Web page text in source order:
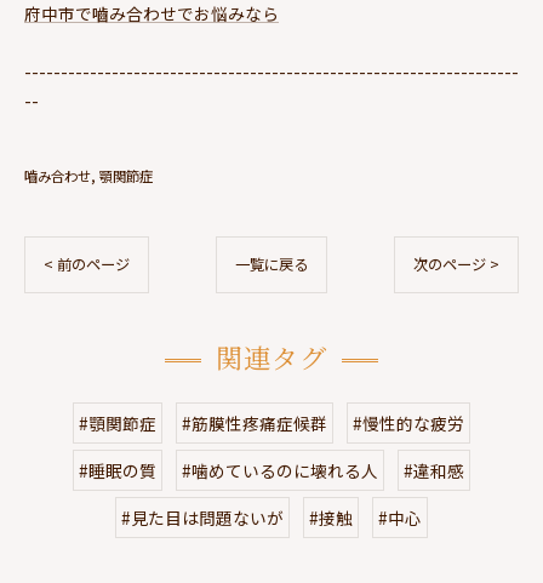
府中市で嚙み合わせでお悩みなら
--------------------------------------------------------------------
--
嚙み合わせ 顎関節症
< 前のページ 一覧に戻る 次のページ >
関連タグ
#顎関節症 #筋膜性疼痛症候群
#慢性的な疲労
#睡眠の質
#噛めているのに壊れる人
#違和感
#見た目は問題ないが
#接触 #中心